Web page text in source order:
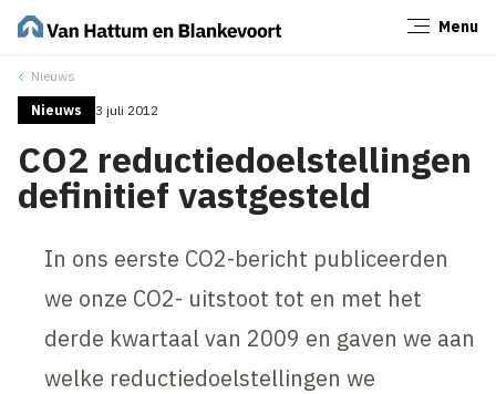
Menu
Nieuws
Nieuws 3 juli 2012
CO2 reductiedoelstellingen
definitief vastgesteld
In ons eerste CO2-bericht publiceerden
we onze CO2- uitstoot tot en met het
derde kwartaal van 2009 en gaven we aan
welke reductiedoelstellingen we
Sluiten